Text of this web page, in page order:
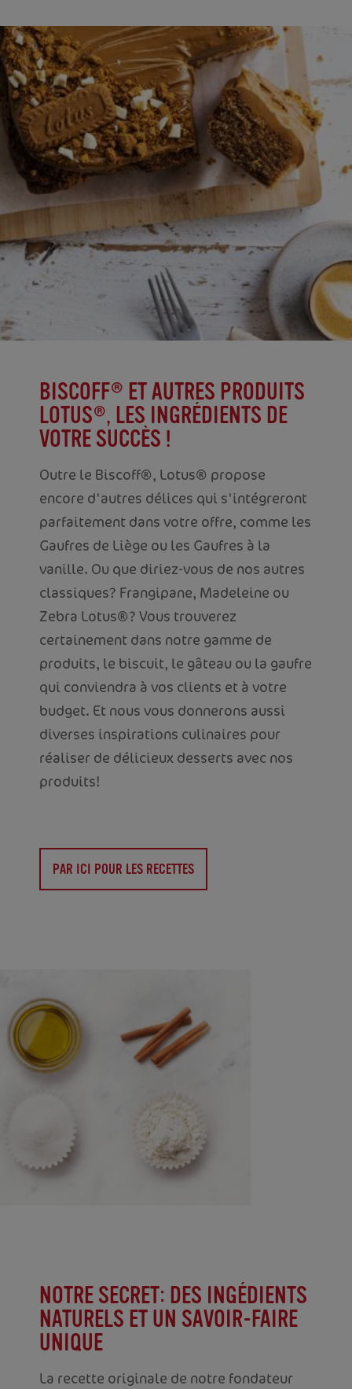
BISCOFF® ET AUTRES PRODUITS
LOTUS®, LES INGRÉDIENTS DE
VOTRE SUCCÈS !
Outre le Biscoff®, Lotus® propose
encore d'autres délices qui s'intégreront
parfaitement dans votre offre, comme les
Gaufres de Liège ou les Gaufres à la
vanille. Ou que diriez-vous de nos autres
classiques? Frangipane, Madeleine ou
Zebra Lotus®? Vous trouverez
certainement dans notre gamme de
produits, le biscuit, le gâteau ou la gaufre
qui conviendra à vos clients et à votre
budget. Et nous vous donnerons aussi
diverses inspirations culinaires pour
réaliser de délicieux desserts avec nos
produits!
PAR ICI POUR LES RECETTES
NOTRE SECRET: DES INGÉDIENTS
NATURELS ET UN SAVOIR-FAIRE
UNIQUE
La recette originale de notre fondateur